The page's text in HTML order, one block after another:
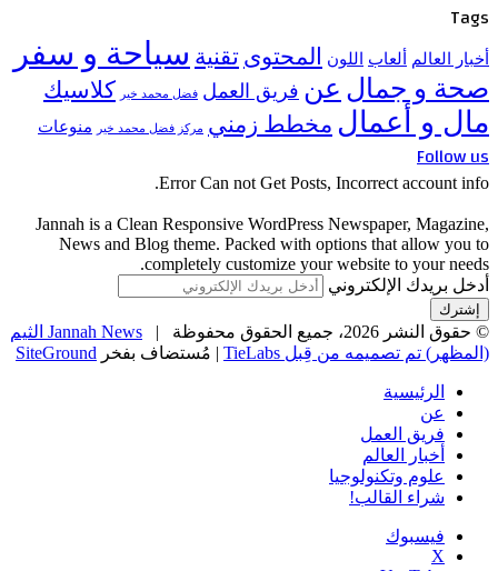
Tags
أخبار العالم ألعاب اللون المحتوى تقنية سياحة و سفر
صحة و جمال عن فريق العمل فضل محمد خير كلاسيك
مال و أعمال مخطط زمني مركز فضل محمد خير منوعات
Follow us
Error Can not Get Posts, Incorrect account info.
Jannah is a Clean Responsive WordPress Newspaper, Magazine,
News and Blog theme. Packed with options that allow you to
completely customize your website to your needs.
أدخل بريدك الإلكتروني
© حقوق النشر 2026، جميع الحقوق محفوظة |
Jannah News الثيم
(المظهر) تم تصميمه من قِبل TieLabs
| مُستضاف بفخر SiteGround
الرئيسية
عن
فريق العمل
أخبار العالم
علوم وتكنولوجيا
شراء القالب!
فيسبوك
‫X